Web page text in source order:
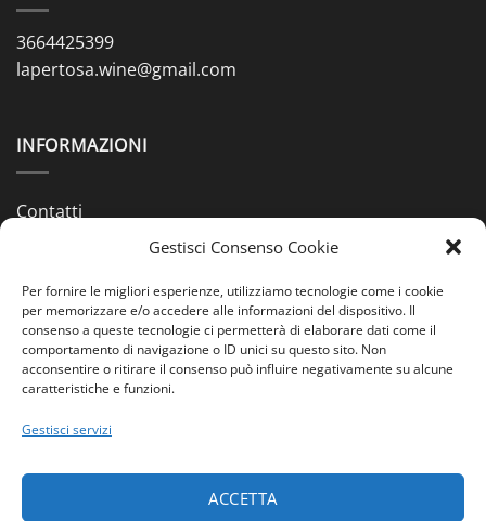
Gestisci Consenso Cookie
Per fornire le migliori esperienze, utilizziamo tecnologie come i cookie
per memorizzare e/o accedere alle informazioni del dispositivo. Il
consenso a queste tecnologie ci permetterà di elaborare dati come il
comportamento di navigazione o ID unici su questo sito. Non
acconsentire o ritirare il consenso può influire negativamente su alcune
caratteristiche e funzioni.
Gestisci servizi
ACCETTA
3664425399
lapertosa.wine@gmail.com
INFORMAZIONI
Contatti
Spedizioni & Pagamenti
Condizioni di Vendita
Cookie Policy (UE)
PAGAMENTI